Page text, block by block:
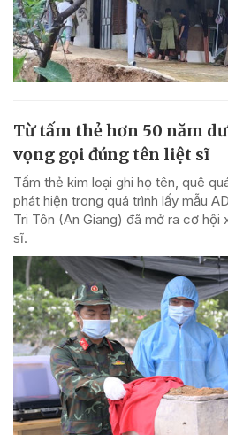
Từ tấm thẻ hơn 50 năm
vọng gọi đúng tên liệt sĩ
Tấm thẻ kim loại ghi họ tên, quê
phát hiện trong quá trình lấy mẫu
Tri Tôn (An Giang) đã mở ra cơ hội
sĩ.